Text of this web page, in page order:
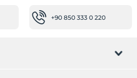
+90 850 333 0 220